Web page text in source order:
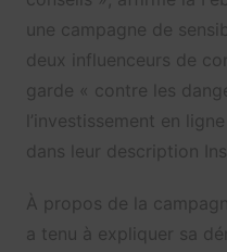
une campagne de
deux influenceurs de
garde « contre les
l’investissement en
dans leur description
À propos de la
a tenu à expliquer sa